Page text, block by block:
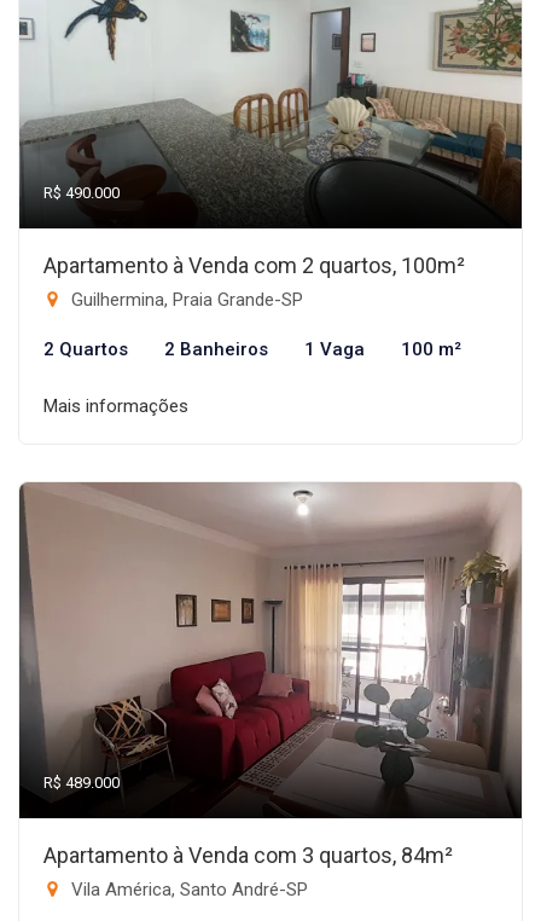
R$ 490.000
Apartamento à Venda com 2 quartos, 100m²
Guilhermina, Praia Grande-SP
2 Quartos 2 Banheiros 1 Vaga 100 m²
Mais informações
R$ 489.000
Apartamento à Venda com 3 quartos, 84m²
Vila América, Santo André-SP